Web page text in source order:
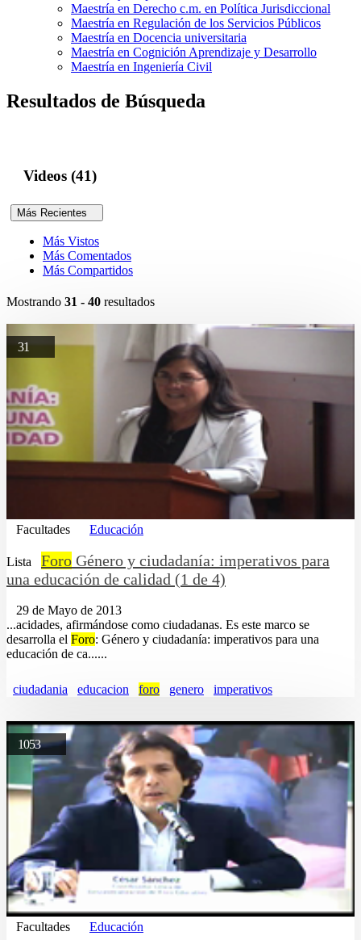
Maestría en Derecho c.m. en Política Jurisdiccional
Maestría en Regulación de los Servicios Públicos
Maestría en Docencia universitaria
Maestría en Cognición Aprendizaje y Desarrollo
Maestría en Ingeniería Civil
Resultados de Búsqueda
Videos (41)
Más Recientes
Más Vistos
Más Comentados
Más Compartidos
Mostrando 31 - 40 resultados
31
Facultades Educación
Lista Foro Género y ciudadanía: imperativos para
una educación de calidad (1 de 4)
29 de Mayo de 2013
...acidades, afirmándose como ciudadanas. Es este marco se
desarrolla el Foro: Género y ciudadanía: imperativos para una
educación de ca......
ciudadania educacion foro genero imperativos
1053
Facultades Educación